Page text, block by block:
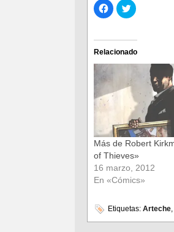
Haz
clic
para
Facebook
(Se
abre
en
ventana
nueva)
Haz
clic
Twitter
(Se
abre
en
ventana
nueva)
Relacionado
Más de Robert
of Thieves»
16 marzo, 2012
En «Cómics»
Etiquetas: Arteche,